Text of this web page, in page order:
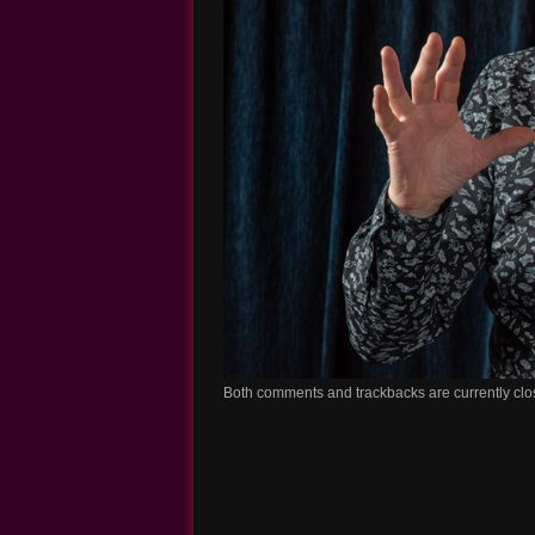
Both comments and trackbacks are currently